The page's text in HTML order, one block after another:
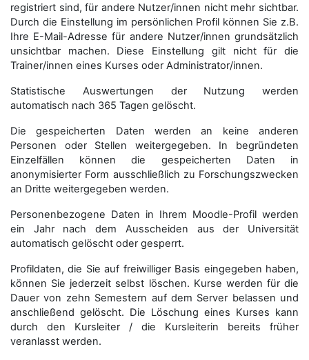
registriert sind, für andere Nutzer/innen nicht mehr sichtbar.
Durch die Einstellung im persönlichen Profil können Sie z.B.
Ihre E-Mail-Adresse für andere Nutzer/innen grundsätzlich
unsichtbar machen. Diese Einstellung gilt nicht für die
Trainer/innen eines Kurses oder Administrator/innen.
Statistische Auswertungen der Nutzung werden
automatisch nach 365 Tagen gelöscht.
Die gespeicherten Daten werden an keine anderen
Personen oder Stellen weitergegeben. In begründeten
Einzelfällen können die gespeicherten Daten in
anonymisierter Form aus­schließ­lich zu Forschungszwecken
an Dritte weitergegeben werden.
Personenbezogene Daten in Ihrem Moodle-Profil werden
ein Jahr nach dem Ausscheiden aus der Universität
automatisch gelöscht oder gesperrt.
Profildaten, die Sie auf freiwilliger Basis eingegeben haben,
können Sie jederzeit selbst löschen. Kurse werden für die
Dauer von zehn Semestern auf dem Server belassen und
anschließend gelöscht. Die Löschung eines Kurses kann
durch den Kursleiter / die Kursleiterin bereits früher
veranlasst werden.